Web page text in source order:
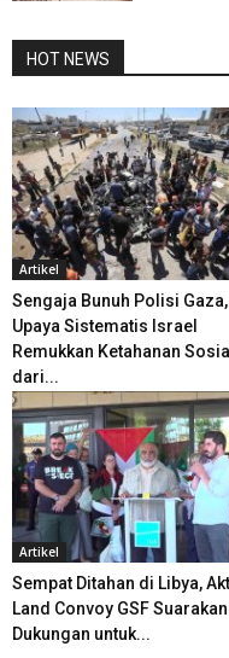
HOT NEWS
Artikel
Sengaja Bunuh Polisi Gaza,
Upaya Sistematis Israel
Remukkan Ketahanan
dari...
Artikel
Sempat Ditahan di Libya,
Land Convoy GSF Suarakan
Dukungan untuk...